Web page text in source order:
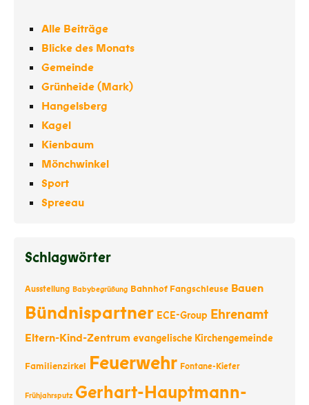
Alle Beiträge
Blicke des Monats
Gemeinde
Grünheide (Mark)
Hangelsberg
Kagel
Kienbaum
Mönchwinkel
Sport
Spreeau
Schlagwörter
Ausstellung Babybegrüßung Bahnhof Fangschleuse Bauen
Bündnispartner ECE-Group Ehrenamt
Eltern-Kind-Zentrum evangelische Kirchengemeinde
Familienzirkel Feuerwehr Fontane-Kiefer
Frühjahrsputz Gerhart-Hauptmann-